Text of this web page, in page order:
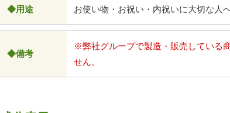
◆用途 お使い物・お祝い・内祝いに大切な人
◆備考
※弊社グループで製造・販売している
せん。